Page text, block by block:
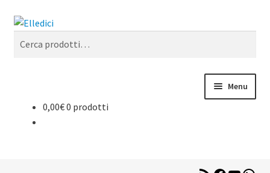
Vai
navigazione
Vai
contenuto
Cerca
Menu
Libreria Online
0,00€0 prodotti